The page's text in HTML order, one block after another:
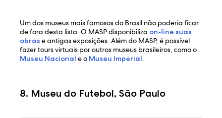
Um dos museus mais famosos do Brasil não poderia ficar
de fora desta lista. O MASP disponibiliza on-line suas
obras e antigas exposições. Além do MASP, é possível
fazer tours virtuais por outros museus brasileiros, como o
Museu Nacional e o Museu Imperial.
8. Museu do Futebol, São Paulo